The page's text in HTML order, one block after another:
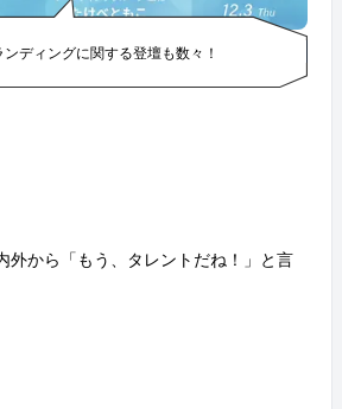
ンディングに関する登壇も数々！
外から「もう、タレントだね！」と言